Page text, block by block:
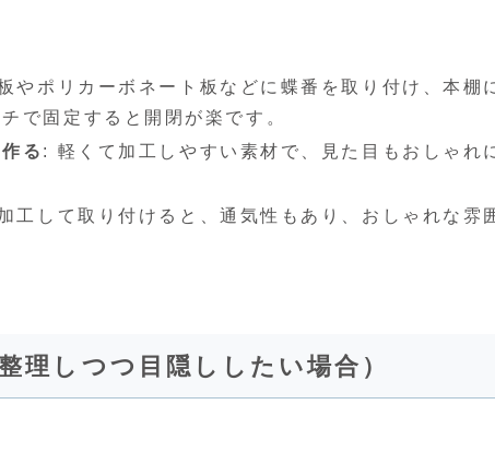
やポリカーボネート板などに蝶番を取り付け、本棚
で固定すると開閉が楽です。
る : 軽くて加工しやすい素材で、見た目もおしゃれ
工して取り付けると、通気性もあり、おしゃれな雰
理しつつ目隠ししたい場合）